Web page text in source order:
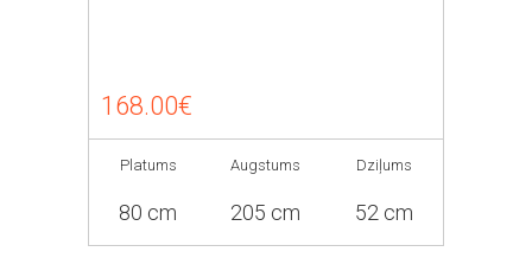
168.00€
Platums
80 cm
Augstums
205 cm
Dziļums
52 cm